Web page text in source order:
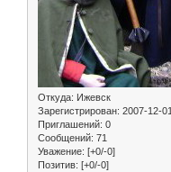
Откуда: Ижевск
Зарегистрирован: 2007-12-01
Приглашений: 0
Сообщений: 71
Уважение: [+0/-0]
Позитив: [+0/-0]